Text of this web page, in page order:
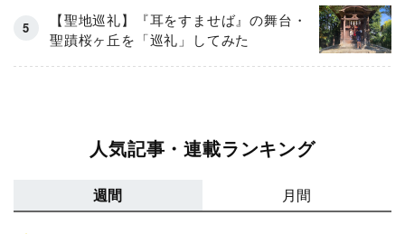
【聖地巡礼】『耳をすませば』の舞台・
聖蹟桜ヶ丘を「巡礼」してみた
人気記事・連載ランキング
週間 月間